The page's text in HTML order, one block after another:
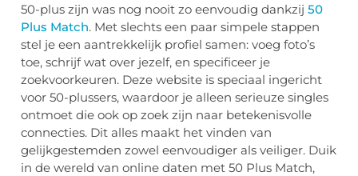
50-plus zijn was nog nooit zo eenvoudig dankzij 50
Plus Match. Met slechts een paar simpele stappen
stel je een aantrekkelijk profiel samen: voeg foto’s
toe, schrijf wat over jezelf, en specificeer je
zoekvoorkeuren. Deze website is speciaal ingericht
voor 50-plussers, waardoor je alleen serieuze singles
ontmoet die ook op zoek zijn naar betekenisvolle
connecties. Dit alles maakt het vinden van
gelijkgestemden zowel eenvoudiger als veiliger. Duik
in de wereld van online daten met 50 Plus Match,